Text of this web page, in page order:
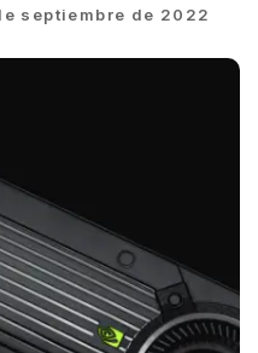
septiembre de 2022